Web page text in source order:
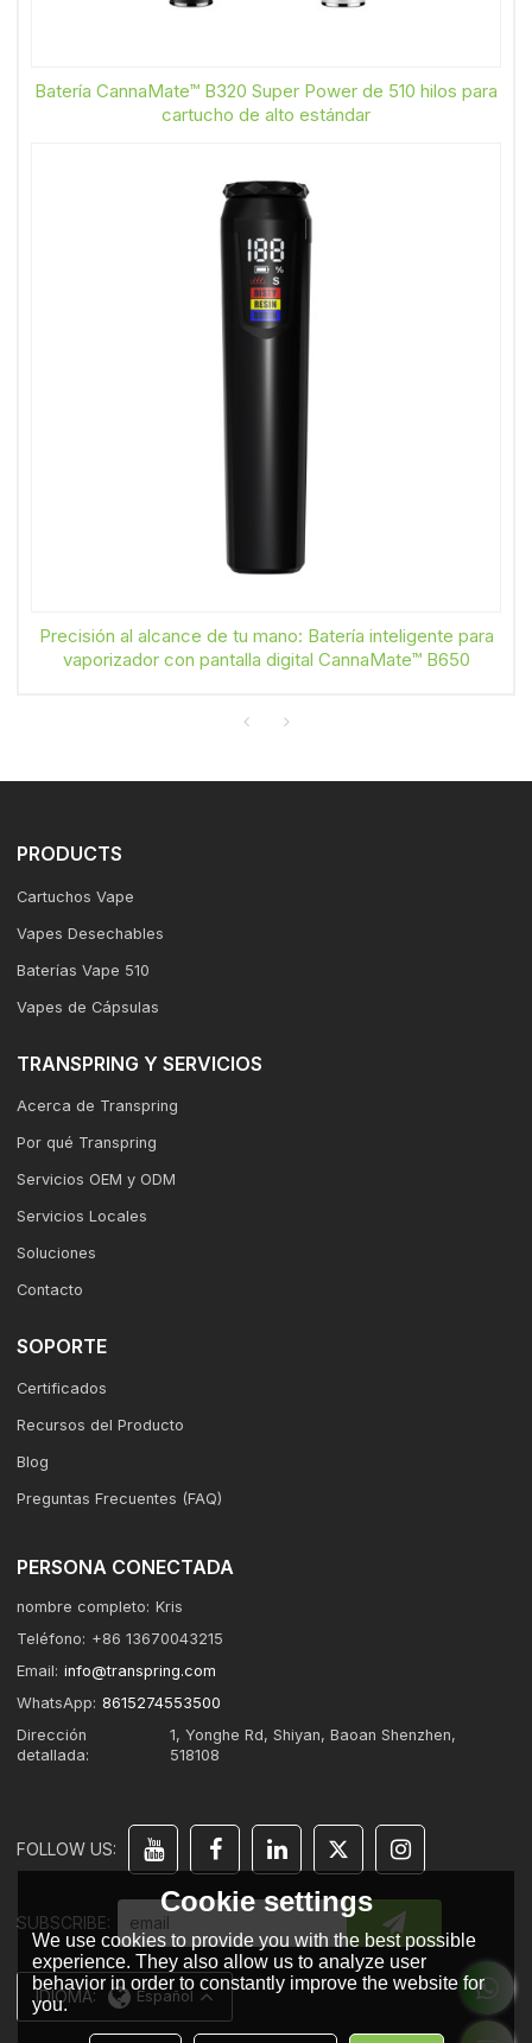
Batería CannaMate™ B320 Super Power de 510 hilos para
cartucho de alto estándar
Precisión al alcance de tu mano: Batería inteligente para
vaporizador con pantalla digital CannaMate™ B650
PRODUCTS
Cartuchos Vape
Vapes Desechables
Baterías Vape 510
Vapes de Cápsulas
TRANSPRING Y SERVICIOS
Acerca de Transpring
Por qué Transpring
Servicios OEM y ODM
Servicios Locales
Soluciones
Contacto
SOPORTE
Certificados
Recursos del Producto
Blog
Preguntas Frecuentes (FAQ)
PERSONA CONECTADA
nombre completo: Kris
Teléfono: +86 13670043215
Email: info@transpring.com
WhatsApp: 8615274553500
Dirección
detallada:
1, Yonghe Rd, Shiyan, Baoan Shenzhen,
518108
FOLLOW US:
SUBSCRIBE:
IDIOMA: Español
Cookie settings
We use cookies to provide you with the best possible
experience. They also allow us to analyze user
behavior in order to constantly improve the website for
you.